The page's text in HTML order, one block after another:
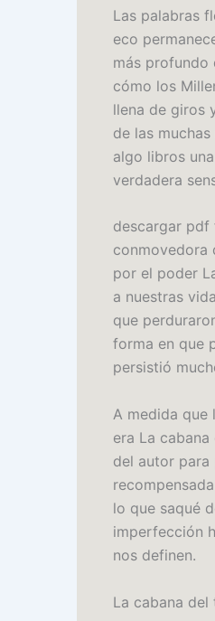
Las palabras
eco
más profundo
cómo los
llena de giros
de las
algo libros
verdadera
descargar pdf
conmovedora
por el poder
a nuestras
que
forma en que
persistió
A medida que
era La
del autor para
lo que saqué
imperfección
nos definen.
La cabana